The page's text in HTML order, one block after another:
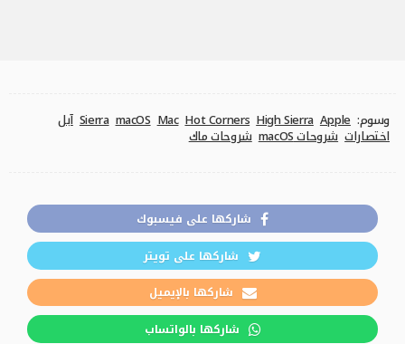
وسوم: Apple
High Sierra
Hot Corners
Mac
macOS
Sierra آبل
اختصارات شروحات macOS شروحات ماك
شاركها على فيسبوك
شاركها على تويتر
شاركها بالإيميل
شاركها بالواتساب